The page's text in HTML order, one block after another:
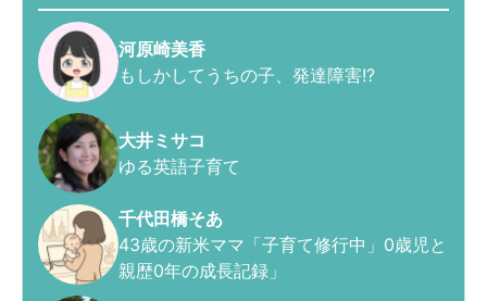
河原崎美香
もしかしてうちの子、発達障害!?
大井ミサコ
ゆる英語子育て
千代田橋そあ
43歳の新米ママ「子育て修行中」0歳児と
親歴0年の成長記録」